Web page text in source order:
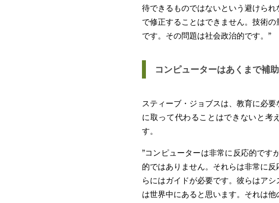
待できるものではないという避けら
で修正することはできません。技術
です。その問題は社会政治的です。”
コンピューターはあくまで補
スティーブ・ジョブスは、教育に必
に取って代わることはできないと考
す。
”コンピューターは非常に反応的です
的ではありません。それらは非常に
らにはガイドが必要です。彼らはア
は世界中にあると思います。それは